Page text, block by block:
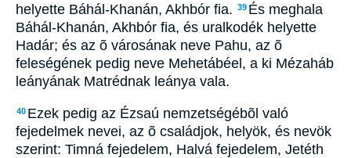
helyette Báhál-Khanán, Akhbór fia. 39 És meghala
Báhál-Khanán, Akhbór fia, és uralkodék helyette
Hadár; és az õ városának neve Pahu, az õ
feleségének pedig neve Mehetábéel, a ki Mézaháb
leányának Matrédnak leánya vala.
40 Ezek pedig az Ézsaú nemzetségébõl való
fejedelmek nevei, az õ családjok, helyök, és nevök
szerint: Timná fejedelem, Halvá fejedelem, Jetéth